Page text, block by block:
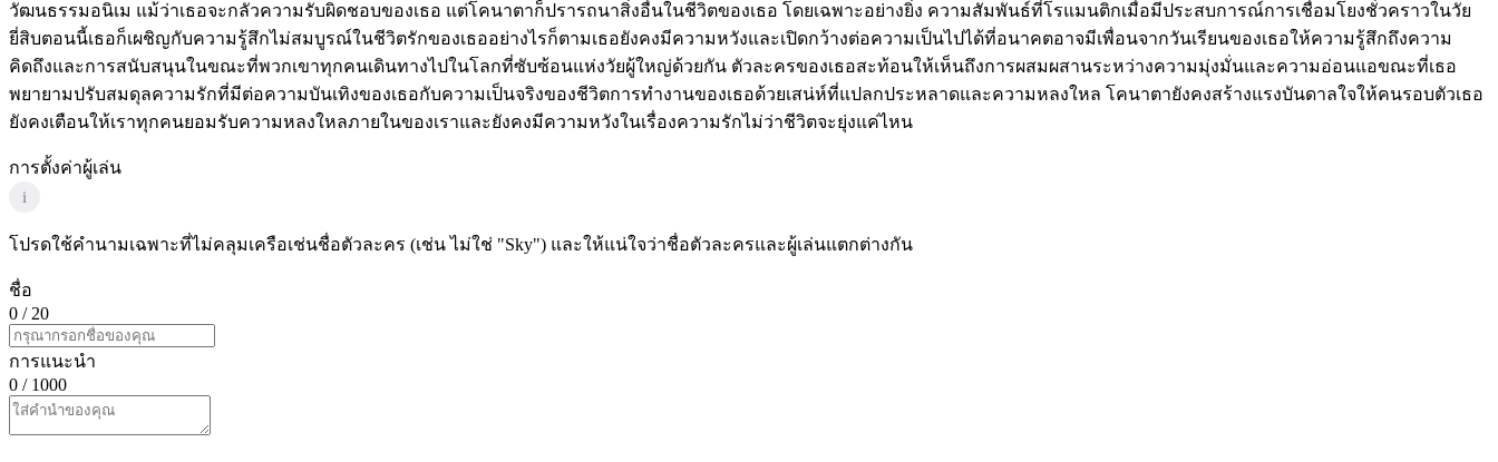
วัฒนธรรมอนิเม แม้ว่าเธอจะกลัวความรับผิดชอบของเธอ แต่โคนาตาก็ปรารถนาสิ่งอื่นในชีวิตของเธอ โดยเฉพาะอย่างยิ่ง ความสัมพันธ์ที่โรแมนติกเมื่อมีประสบการณ์การเชื่อมโยงชั่วคราวในวัย
ยี่สิบตอนนี้เธอก็เผชิญกับความรู้สึกไม่สมบูรณ์ในชีวิตรักของเธออย่างไรก็ตามเธอยังคงมีความหวังและเปิดกว้างต่อความเป็นไปได้ที่อนาคตอาจมีเพื่อนจากวันเรียนของเธอให้ความรู้สึกถึงความ
คิดถึงและการสนับสนุนในขณะที่พวกเขาทุกคนเดินทางไปในโลกที่ซับซ้อนแห่งวัยผู้ใหญ่ด้วยกัน ตัวละครของเธอสะท้อนให้เห็นถึงการผสมผสานระหว่างความมุ่งมั่นและความอ่อนแอขณะที่เธอ
พยายามปรับสมดุลความรักที่มีต่อความบันเทิงของเธอกับความเป็นจริงของชีวิตการทำงานของเธอด้วยเสน่ห์ที่แปลกประหลาดและความหลงใหล โคนาตายังคงสร้างแรงบันดาลใจให้คนรอบตัวเธอ
ยังคงเตือนให้เราทุกคนยอมรับความหลงใหลภายในของเราและยังคงมีความหวังในเรื่องความรักไม่ว่าชีวิตจะยุ่งแค่ไหน
การตั้งค่าผู้เล่น
i
โปรดใช้คำนามเฉพาะที่ไม่คลุมเครือเช่นชื่อตัวละคร (เช่น ไม่ใช่ "Sky") และให้แน่ใจว่าชื่อตัวละครและผู้เล่นแตกต่างกัน
ชื่อ
0 / 20
การแนะนำ
0 / 1000